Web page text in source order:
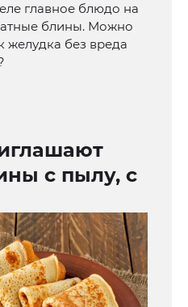
главное блюдо на
блины. Можно
желудка без вреда
с пылу, с